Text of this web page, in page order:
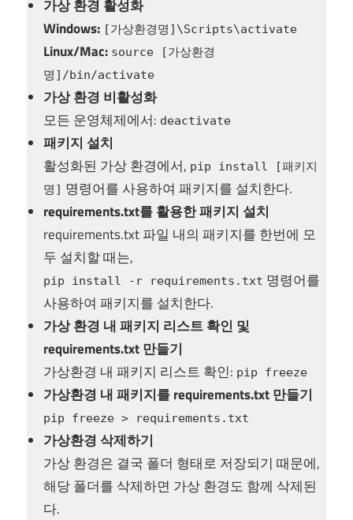
가상 환경 활성화
Windows: [가상환경명]\Scripts\activate
Linux/Mac: source [가상환경
명]/bin/activate
가상 환경 비활성화
모든 운영체제에서: deactivate
패키지 설치
활성화된 가상 환경에서, pip install [패키지
명] 명령어를 사용하여 패키지를 설치한다.
requirements.txt를 활용한 패키지 설치
requirements.txt 파일 내의 패키지를 한번에 모
두 설치할 때는,
pip install -r requirements.txt 명령어를
사용하여 패키지를 설치한다.
가상 환경 내 패키지 리스트 확인 및
requirements.txt 만들기
가상환경 내 패키지 리스트 확인: pip freeze
가상환경 내 패키지를 requirements.txt 만들기
pip freeze > requirements.txt
가상환경 삭제하기
가상 환경은 결국 폴더 형태로 저장되기 때문에,
해당 폴더를 삭제하면 가상 환경도 함께 삭제된
다.